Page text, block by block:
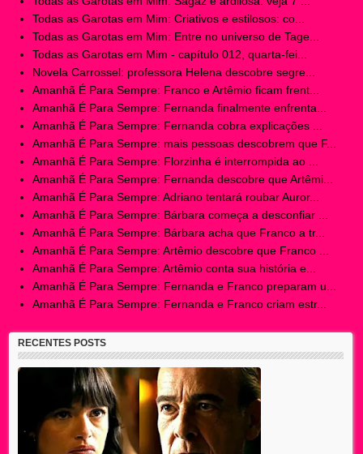
Todas as Garotas em Mim: Criativos e estilosos: co...
Todas as Garotas em Mim: Entre no universo de Tage...
Todas as Garotas em Mim - capítulo 012, quarta-fei...
Novela Carrossel: professora Helena descobre segre...
Amanhã É Para Sempre: Franco e Artêmio ficam frent...
Amanhã É Para Sempre: Fernanda finalmente enfrenta...
Amanhã É Para Sempre: Fernanda cobra explicações ...
Amanhã É Para Sempre: mais pessoas descobrem que F...
Amanhã É Para Sempre: Florzinha é interrompida ao ...
Amanhã É Para Sempre: Fernanda descobre que Artêmi...
Amanhã É Para Sempre: Adriano tentará roubar Auror...
Amanhã É Para Sempre: Bárbara começa a desconfiar ...
Amanhã É Para Sempre: Bárbara acha que Franco a tr...
Amanhã É Para Sempre: Artêmio descobre que Franco ...
Amanhã É Para Sempre: Artêmio conta sua história e...
Amanhã É Para Sempre: Fernanda e Franco preparam u...
Amanhã É Para Sempre: Fernanda e Franco criam estr...
RECENTES POSTS